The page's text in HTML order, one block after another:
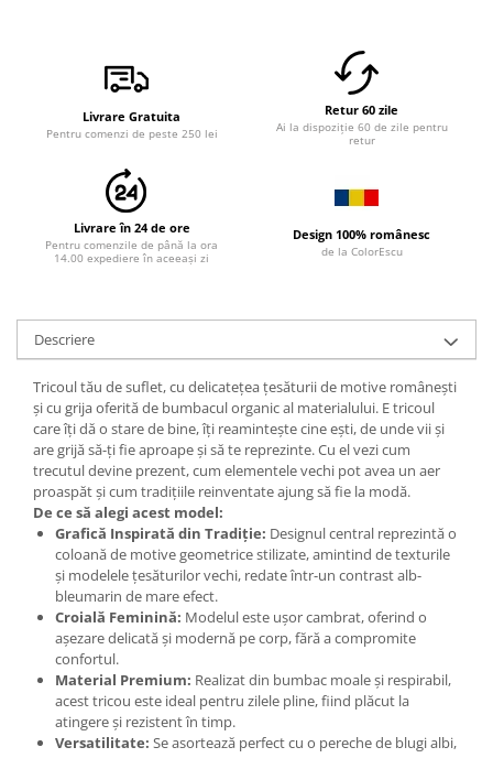
Livrare Gratuita
Pentru comenzi de peste 250 lei
Retur 60 zile
Ai la dispoziție 60 de zile pentru
retur
Livrare în 24 de ore
Pentru comenzile de până la ora
14.00 expediere în aceeași zi
Design 100% românesc
de la ColorEscu
Descriere
Tricoul tău de suflet, cu delicatețea țesăturii de motive românești
și cu grija oferită de bumbacul organic al materialului. E tricoul
care îți dă o stare de bine, îți reamintește cine ești, de unde vii și
are grijă să-ți fie aproape și să te reprezinte. Cu el vezi cum
trecutul devine prezent, cum elementele vechi pot avea un aer
proaspăt și cum tradițiile reinventate ajung să fie la modă.
De ce să alegi acest model:
Grafică Inspirată din Tradiție: Designul central reprezintă o
coloană de motive geometrice stilizate, amintind de texturile
și modelele țesăturilor vechi, redate într-un contrast alb-
bleumarin de mare efect.
Croială Feminină: Modelul este ușor cambrat, oferind o
așezare delicată și modernă pe corp, fără a compromite
confortul.
Material Premium: Realizat din bumbac moale și respirabil,
acest tricou este ideal pentru zilele pline, fiind plăcut la
atingere și rezistent în timp.
Versatilitate: Se asortează perfect cu o pereche de blugi albi,